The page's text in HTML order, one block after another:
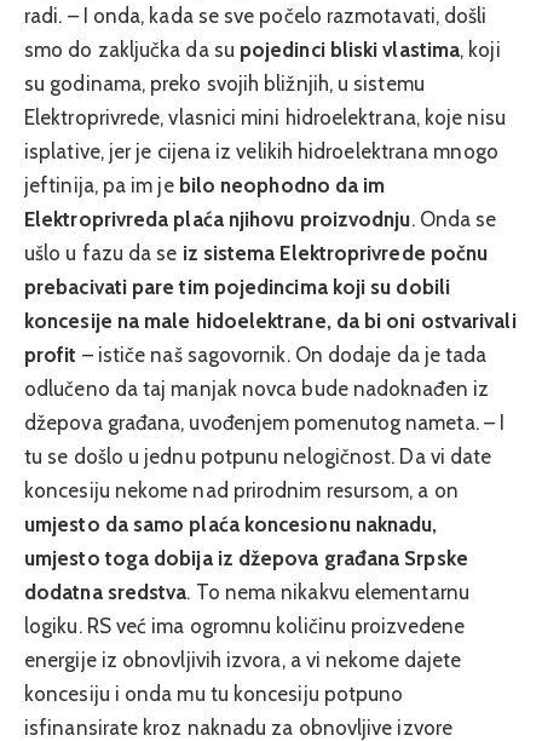
radi. – I onda, kada se sve počelo razmotavati, došli
smo do zaključka da su pojedinci bliski vlastima, koji
su godinama, preko svojih bližnjih, u sistemu
Elektroprivrede, vlasnici mini hidroelektrana, koje nisu
isplative, jer je cijena iz velikih hidroelektrana mnogo
jeftinija, pa im jebilo neophodno da im
Elektroprivreda plaća njihovu proizvodnju. Onda se
ušlo u fazu da se iz sistema Elektroprivrede počnu
prebacivati pare tim pojedincima koji su dobili
koncesije na male hidoelektrane, da bi oni ostvarivali
profit – ističe naš sagovornik. On dodaje da je tada
odlučeno da taj manjak novca bude nadoknađen iz
džepova građana, uvođenjem pomenutog nameta. – I
tu se došlo u jednu potpunu nelogičnost. Da vi date
koncesiju nekome nad prirodnim resursom, a on
umjesto da samo plaća koncesionu naknadu,
umjesto toga dobija iz džepova građana Srpske
dodatna sredstva. To nema nikakvu elementarnu
logiku. RS već ima ogromnu količinu proizvedene
energije iz obnovljivih izvora, a vi nekome dajete
koncesiju i onda mu tu koncesiju potpuno
isfinansirate kroz naknadu za obnovljive izvore